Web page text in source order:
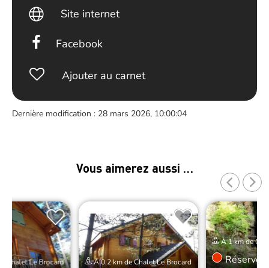
Site internet
Facebook
Ajouter au carnet
Dernière modification : 28 mars 2026, 10:00:04
Vous aimerez aussi …
Chalet Le Brocard À 0.2 km de Chalet Le Brocard
À 1 km de
Réserver